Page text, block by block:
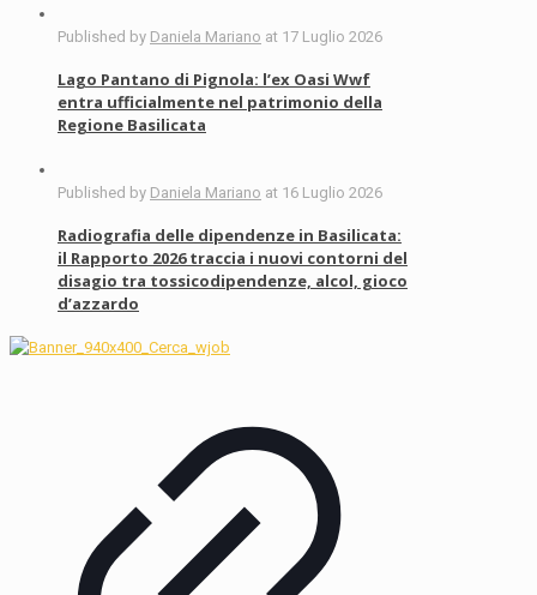
Published by Daniela Mariano at 17 Luglio 2026
Lago Pantano di Pignola: l’ex Oasi Wwf
entra ufficialmente nel patrimonio della
Regione Basilicata
Published by Daniela Mariano at 16 Luglio 2026
Radiografia delle dipendenze in Basilicata:
il Rapporto 2026 traccia i nuovi contorni del
disagio tra tossicodipendenze, alcol, gioco
d’azzardo